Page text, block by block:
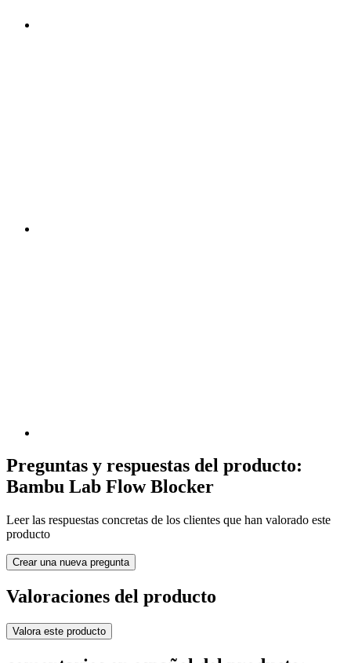
Preguntas y respuestas del producto:
Bambu Lab Flow Blocker
Leer las respuestas concretas de los clientes que han valorado este
producto
Crear una nueva pregunta
Valoraciones del producto
Valora este producto